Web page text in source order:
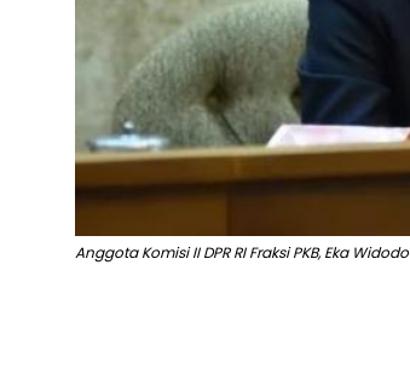
Anggota Komisi II DPR RI Fraksi PKB, Eka Widodo